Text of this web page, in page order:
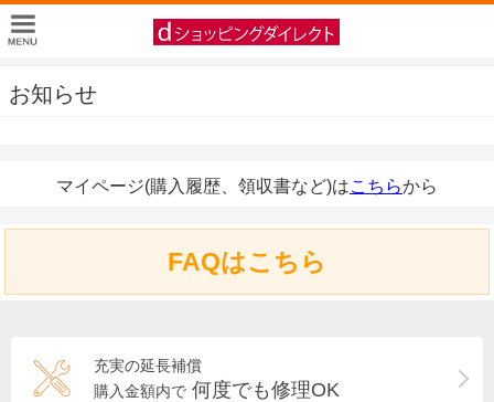
お知らせ
マイページ(購入履歴、領収書など)はこちらから
FAQはこちら
充実の延長補償
購入金額内で 何度でも修理OK